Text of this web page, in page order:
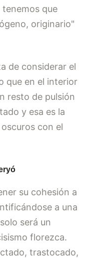
que
originario"
de considerar el
que en el interior
resto de pulsión
y esa es la
con el
su cohesión a
a una
será un
florezca.
trastocado,